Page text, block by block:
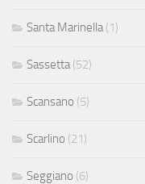
Santa Marinella (1)
Sassetta (52)
Scansano (5)
Scarlino (21)
Seggiano (6)